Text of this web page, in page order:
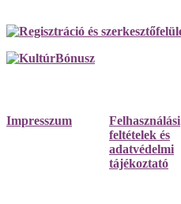
Impresszum
Felhasználási
feltételek és
adatvédelmi
tájékoztató